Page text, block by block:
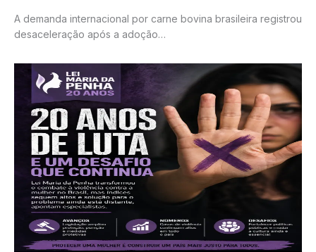
A demanda internacional por carne bovina brasileira registrou
desaceleração após a adoção…